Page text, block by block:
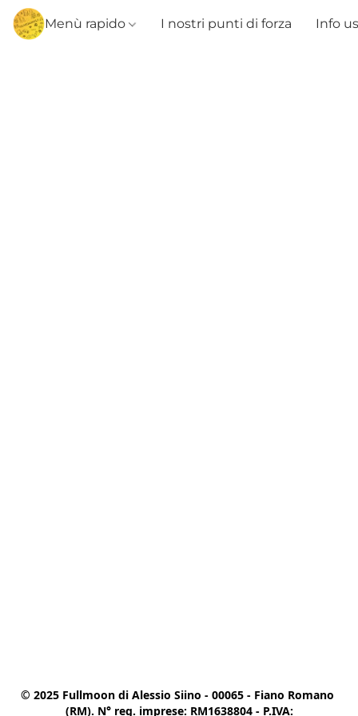
Menù rapido I nostri punti di forza Info
© 2025 Fullmoon di Alessio Siino - 00065 - Fiano Romano
(RM). N° reg. imprese: RM1638804 - P.IVA: